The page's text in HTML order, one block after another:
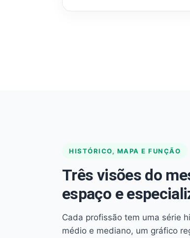
HISTÓRICO, MAPA E FUNÇÃO
Três visões do
espaço e
Cada profissão tem uma série
médio e mediano, um gráfico